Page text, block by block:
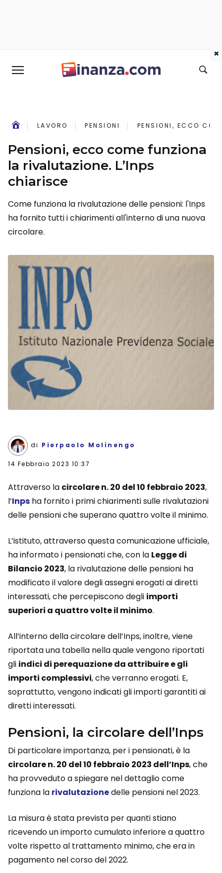
LAVORO PENSIONI PENSIONI, ECCO
Pensioni, ecco come funziona
la rivalutazione. L’Inps
chiarisce
Come funziona la rivalutazione delle pensioni: l'Inps
ha fornito tutti i chiarimenti all'interno di una nuova
circolare.
di Pierpaolo Molinengo
14 Febbraio 2023 10:37
Attraverso la circolare n. 20 del 10 febbraio 2023,
l’Inps ha fornito i primi chiarimenti sulle rivalutazioni
delle pensioni che superano quattro volte il minimo.
L’istituto, attraverso questa comunicazione ufficiale,
ha informato i pensionati che, con la Legge di
Bilancio 2023, la rivalutazione delle pensioni ha
modificato il valore degli assegni erogati ai diretti
interessati, che percepiscono degli importi
superiori a quattro volte il minimo.
All’interno della circolare dell’Inps, inoltre, viene
riportata una tabella nella quale vengono riportati
gli indici di perequazione da attribuire e gli
importi complessivi, che verranno erogati. E,
soprattutto, vengono indicati gli importi garantiti ai
diretti interessati.
Pensioni, la circolare dell’Inps
Di particolare importanza, per i pensionati, è la
circolare n. 20 del 10 febbraio 2023 dell’Inps, che
ha provveduto a spiegare nel dettaglio come
funziona la rivalutazionedelle pensioni nel 2023.
La misura è stata prevista per quanti stiano
ricevendo un importo cumulato inferiore a quattro
volte rispetto al trattamento minimo, che era in
pagamento nel corso del 2022.
×